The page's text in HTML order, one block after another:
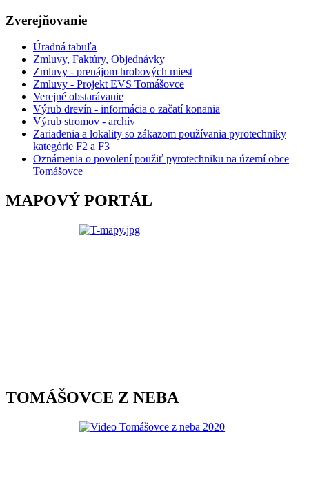
Zverejňovanie
Úradná tabuľa
Zmluvy, Faktúry, Objednávky
Zmluvy - prenájom hrobových miest
Zmluvy - Projekt EVS Tomášovce
Verejné obstarávanie
Výrub drevín - informácia o začatí konania
Výrub stromov - archív
Zariadenia a lokality so zákazom používania pyrotechniky
kategórie F2 a F3
Oznámenia o povolení použiť pyrotechniku na území obce
Tomášovce
MAPOVÝ PORTÁL
TOMÁŠOVCE Z NEBA